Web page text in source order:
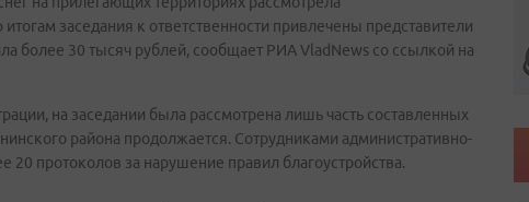
заседания к ответственности привлечены представители
более 30 тысяч рублей, сообщает РИА VladNews со ссылкой на
на заседании была рассмотрена лишь часть составленных
района продолжается. Сотрудниками административно-
20 протоколов за нарушение правил благоустройства.